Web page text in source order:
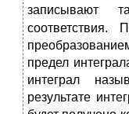
записывают
соответствия.
предел
интеграл
результате